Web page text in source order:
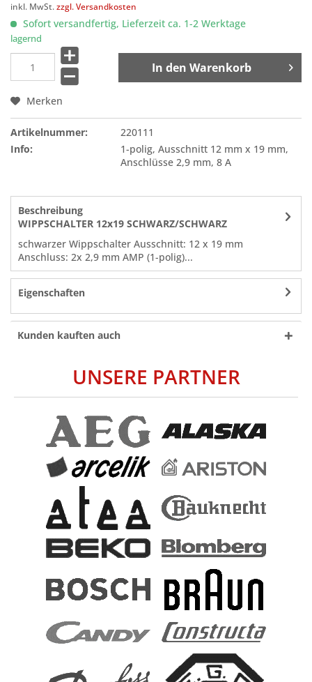
inkl. MwSt.zzgl. Versandkosten
Sofort versandfertig, Lieferzeit ca. 1-2 Werktage
lagernd
In den Warenkorb
Merken
Artikelnummer:
220111
Info:
1-polig, Ausschnitt 12 mm x 19 mm,
Anschlüsse 2,9 mm, 8 A
Beschreibung
WIPPSCHALTER 12x19 SCHWARZ/SCHWARZ
schwarzer Wippschalter Ausschnitt: 12 x 19 mm
Anschluss: 2x 2,9 mm AMP (1-polig)...
Eigenschaften
Kunden kauften auch
UNSERE PARTNER